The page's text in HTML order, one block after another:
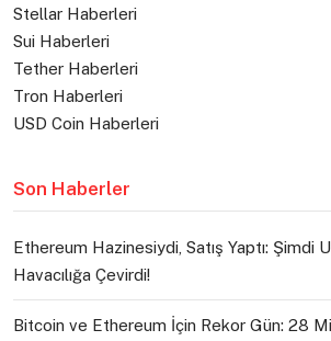
Stellar Haberleri
Sui Haberleri
Tether Haberleri
Tron Haberleri
USD Coin Haberleri
Son Haberler
Ethereum Hazinesiydi, Satış Yaptı: Şimdi
Havacılığa Çevirdi!
Bitcoin ve Ethereum İçin Rekor Gün: 28